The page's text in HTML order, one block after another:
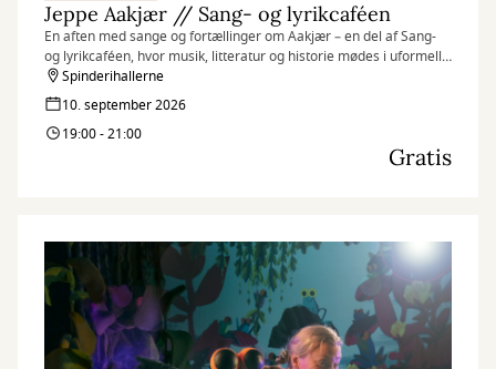
Jeppe Aakjær // Sang- og lyrikcaféen
En aften med sange og fortællinger om Aakjær – en del af Sang-
og lyrikcaféen, hvor musik, litteratur og historie mødes i uformelle
rammer.
Spinderihallerne
10. september 2026
19:00 - 21:00
Gratis